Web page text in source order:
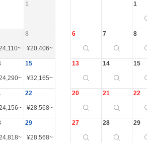
1
~
8
¥20,406~
~
15
¥32,165~
~
22
¥28,568~
~
29
¥28,568~
1
6 7 8
13 14 15
20 21 22
27 28 29